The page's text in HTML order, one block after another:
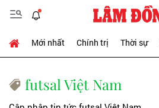
Mới nhất Chính trị Thời sự
futsal Việt Nam